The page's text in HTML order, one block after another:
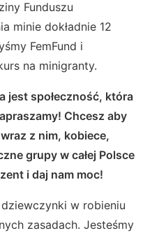
Funduszu
minie dokładnie 12
FemFund i
na minigranty.
jest społeczność, która
Chcesz aby
z nim, kobiece,
grupy w całej Polsce
i daj nam moc!
w robieniu
zasadach. Jesteśmy